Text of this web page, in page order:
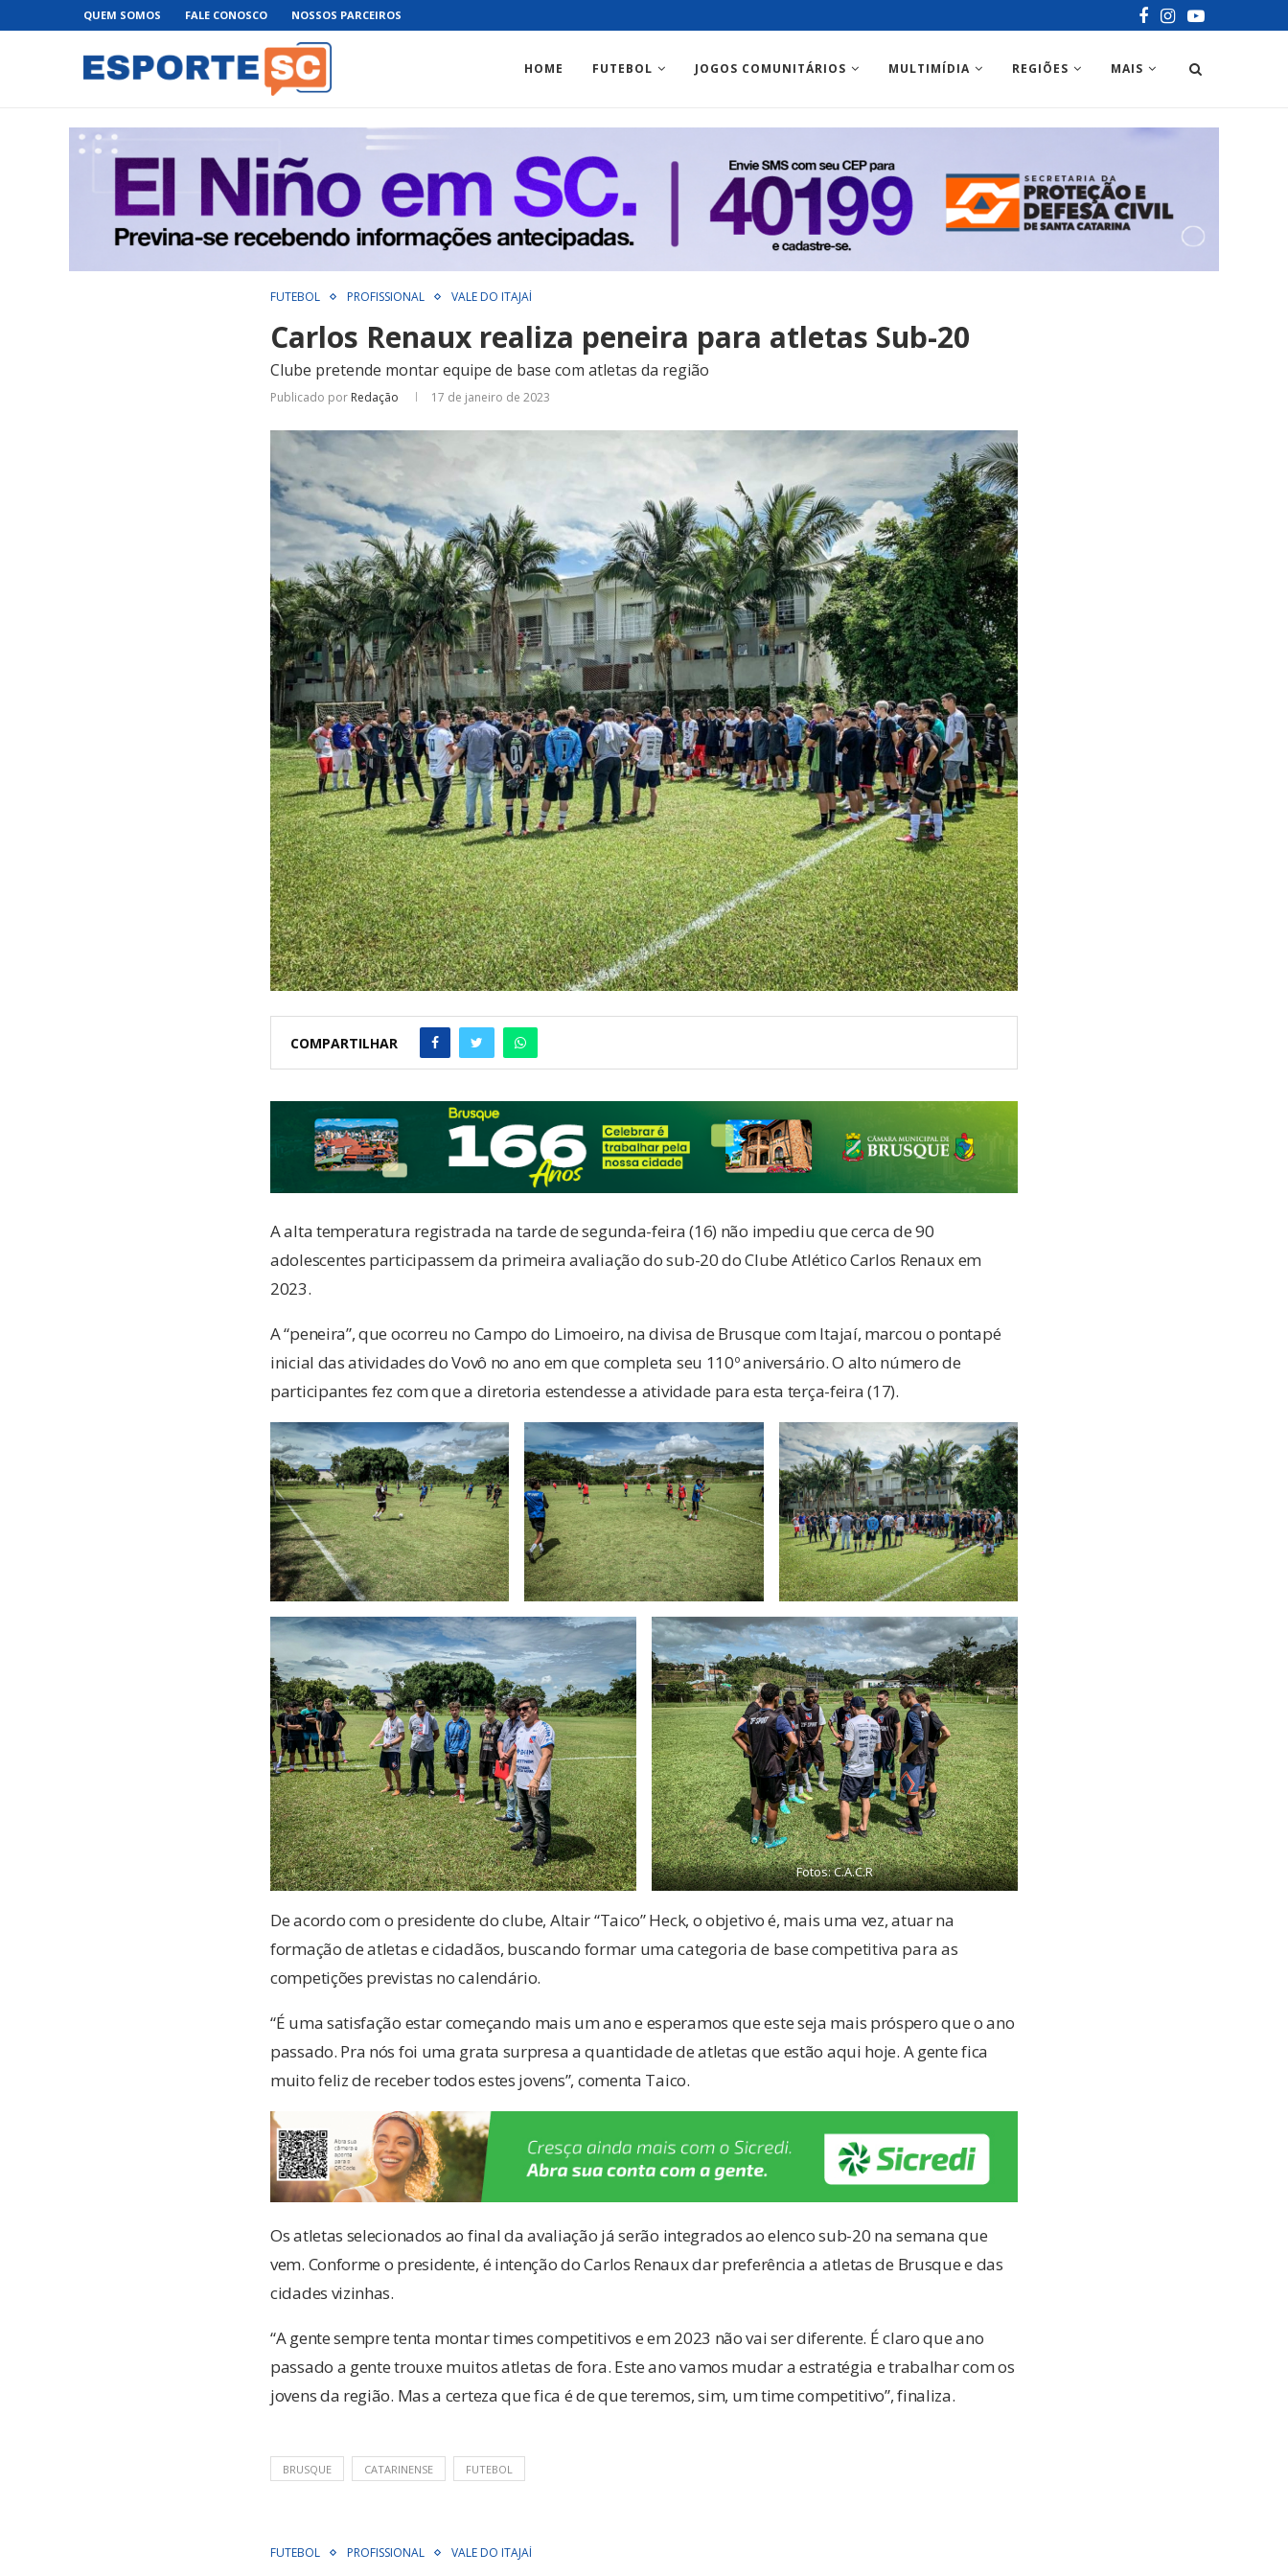
QUEM SOMOS FALE CONOSCO NOSSOS PARCEIROS
HOME FUTEBOL JOGOS COMUNITÁRIOS MULTIMÍDIA REGIÕES MAIS
FUTEBOL PROFISSIONAL VALE DO ITAJAÍ
Carlos Renaux realiza peneira para atletas Sub-20
Clube pretende montar equipe de base com atletas da região
Publicado por Redação 17 de janeiro de 2023
COMPARTILHAR
A alta temperatura registrada na tarde de segunda-feira (16) não impediu que cerca de 90
adolescentes participassem da primeira avaliação do sub-20 do Clube Atlético Carlos Renaux em
2023.
A “peneira”, que ocorreu no Campo do Limoeiro, na divisa de Brusque com Itajaí, marcou o pontapé
inicial das atividades do Vovô no ano em que completa seu 110º aniversário. O alto número de
participantes fez com que a diretoria estendesse a atividade para esta terça-feira (17).
Fotos: C.A.C.R
De acordo com o presidente do clube, Altair “Taico” Heck, o objetivo é, mais uma vez, atuar na
formação de atletas e cidadãos, buscando formar uma categoria de base competitiva para as
competições previstas no calendário.
“É uma satisfação estar começando mais um ano e esperamos que este seja mais próspero que o ano
passado. Pra nós foi uma grata surpresa a quantidade de atletas que estão aqui hoje. A gente fica
muito feliz de receber todos estes jovens”, comenta Taico.
Os atletas selecionados ao final da avaliação já serão integrados ao elenco sub-20 na semana que
vem. Conforme o presidente, é intenção do Carlos Renaux dar preferência a atletas de Brusque e das
cidades vizinhas.
“A gente sempre tenta montar times competitivos e em 2023 não vai ser diferente. É claro que ano
passado a gente trouxe muitos atletas de fora. Este ano vamos mudar a estratégia e trabalhar com os
jovens da região. Mas a certeza que fica é de que teremos, sim, um time competitivo”, finaliza.
BRUSQUE CATARINENSE FUTEBOL
FUTEBOL PROFISSIONAL VALE DO ITAJAÍ